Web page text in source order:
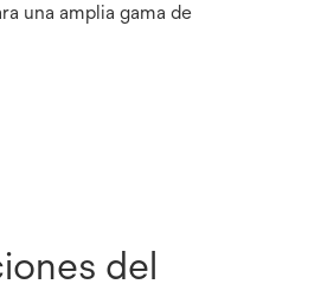
una amplia gama de
del